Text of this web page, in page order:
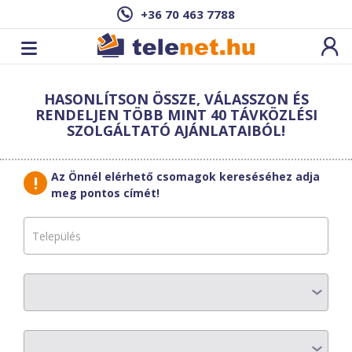
+36 70 463 7788
Ez a csomag sajnos nem elérhető az Ön
címén.Megnézem másik címen!
vissza a szolgáltatásokhoz
2002
AZ ELŐFIZETÉS RÉSZLETEI
HASONLÍTSON ÖSSZE, VÁLASSZON ÉS
RENDELJEN TÖBB MINT 40 TÁVKÖZLÉSI
SZOLGÁLTATÓ AJÁNLATAIBÓL!
Az Önnél elérhető csomagok kereséséhez adja
meg pontos címét!